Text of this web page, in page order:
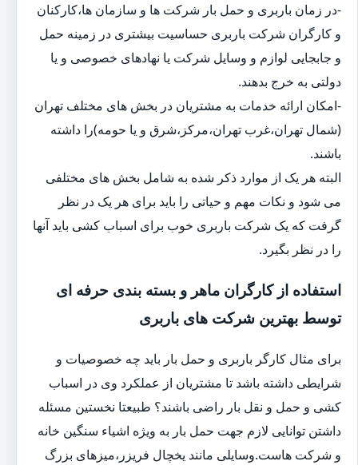
-در زمان باربری و حمل بار شرکت ها و سازمان ها،کارکنان
و کارگران شرکت باربری حساسیت بیشتری در زمینه حمل
و جابجایی لوازم و وسایل شرکت یا نهادهای خصوصی و یا
دولتی به خرج بدهند.
-امکان ارائه خدمات به مشتریان در بخش های مختلف تهران
(شمال تهران،غرب تهران،مرکز،شرق و یا حومه)را داشته
باشند.
البته هر یک از موارد ذکر شده به شامل بخش های مختلفی
می شود و نکات مهم و حیاتی را باید برای هر یک در نظر
گرفت که یک شرکت باربری خوب برای اسباب کشی باید آنها
را در نظر بگیرد.
استفاده از کارگران ماهر و بسته بندی حرفه ای
توسط بهترین شرکت های باربری
برای مثال کارگر باربری و حمل بار باید چه خصوصیات و
شرایطی داشته باشد تا مشتریان از عملکرد وی در اسباب
کشی و حمل و نقل بار راضی باشند؟ طبیعتا نخستین مسئله
داشتن توانایی لازم جهت حمل بار به ویژه اشیاء سنگین خانه
و شرکت هاست.وسایلی مانند یخچال فریزر،میزهای بزرگ